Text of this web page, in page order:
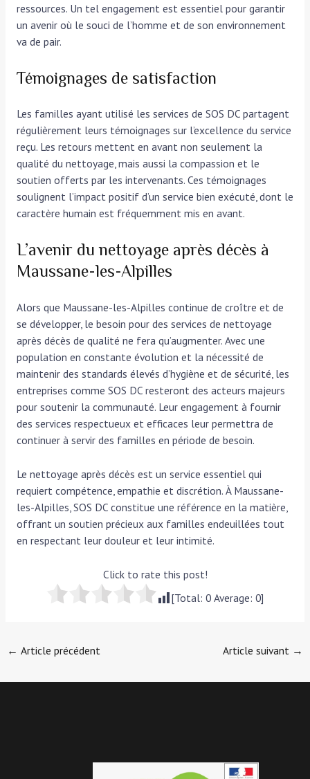
ressources. Un tel engagement est essentiel pour garantir
un avenir où le souci de l’homme et de son environnement
va de pair.
Témoignages de satisfaction
Les familles ayant utilisé les services de SOS DC partagent
régulièrement leurs témoignages sur l’excellence du service
reçu. Les retours mettent en avant non seulement la
qualité du nettoyage, mais aussi la compassion et le
soutien offerts par les intervenants. Ces témoignages
soulignent l’impact positif d’un service bien exécuté, dont le
caractère humain est fréquemment mis en avant.
L’avenir du nettoyage après décès à
Maussane-les-Alpilles
Alors que Maussane-les-Alpilles continue de croître et de
se développer, le besoin pour des services de nettoyage
après décès de qualité ne fera qu’augmenter. Avec une
population en constante évolution et la nécessité de
maintenir des standards élevés d’hygiène et de sécurité, les
entreprises comme SOS DC resteront des acteurs majeurs
pour soutenir la communauté. Leur engagement à fournir
des services respectueux et efficaces leur permettra de
continuer à servir des familles en période de besoin.
Le nettoyage après décès est un service essentiel qui
requiert compétence, empathie et discrétion. À Maussane-
les-Alpilles, SOS DC constitue une référence en la matière,
offrant un soutien précieux aux familles endeuillées tout
en respectant leur douleur et leur intimité.
Click to rate this post!
[Total: 0 Average: 0]
Navigation
articles
← Article précédent Article suivant →